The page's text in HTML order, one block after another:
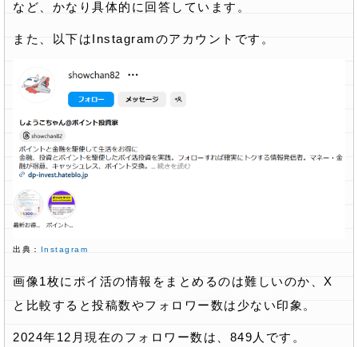
など、かなり具体的に回答しています。
また、以下はInstagramのアカウントです。
出典： Instagram
画像1枚にポイ活の情報をまとめるのは難しいのか、X
と比較すると投稿数やフォロワー数は少ない印象。
2024年12月現在のフォロワー数は、849人です。